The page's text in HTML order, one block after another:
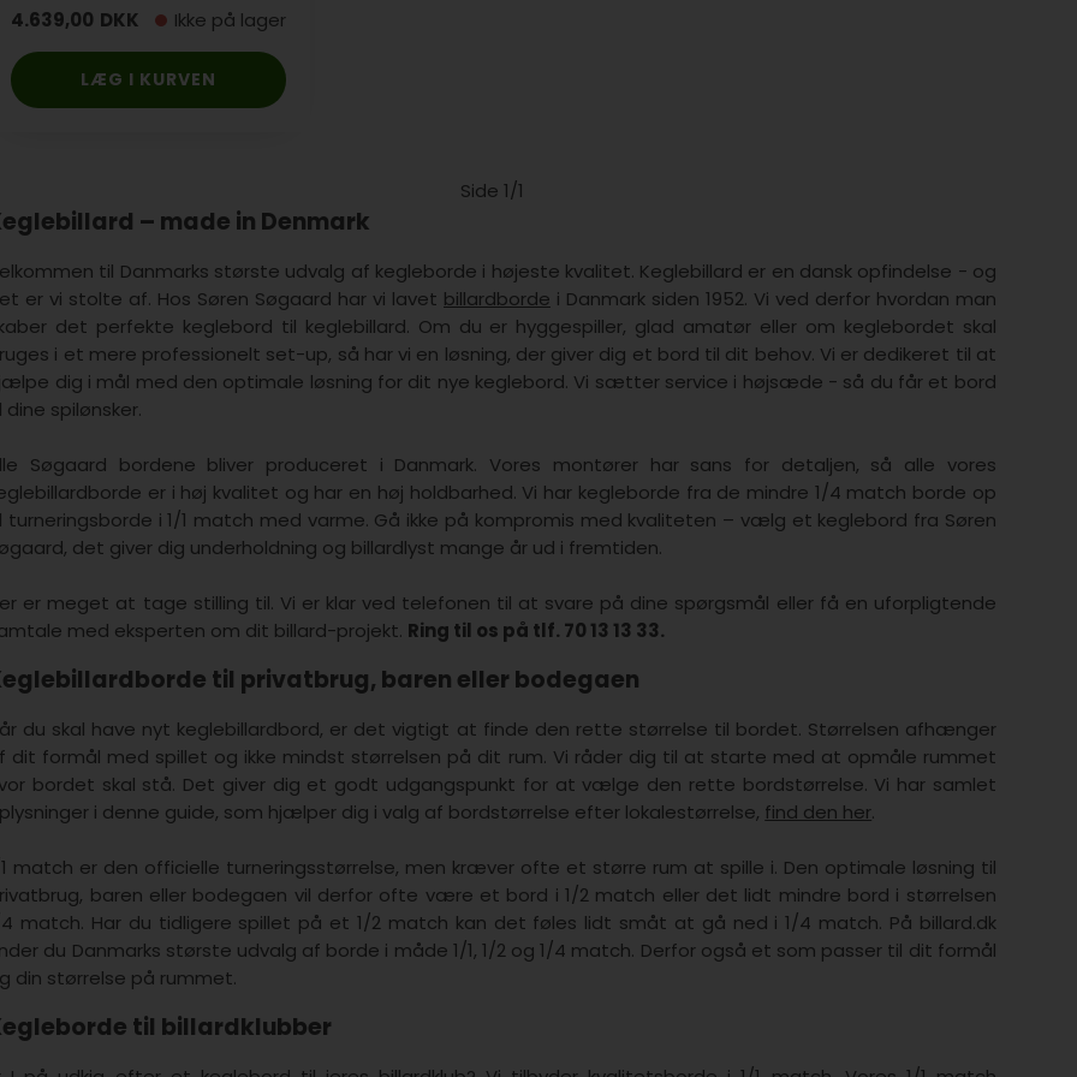
4.639,00 DKK Ikke på lager
Side 1/1
– made in Denmark
til Danmarks største udvalg af kegleborde i højeste kvalitet. Keglebillard er en dansk opfindelse - og
er vi stolte af. Hos Søren Søgaard har vi lavet billardborde i Danmark siden 1952. Vi ved derfor hvordan man
det perfekte keglebord til keglebillard. Om du er hyggespiller, glad amatør eller om keglebordet skal
i et mere professionelt set-up, så har vi en løsning, der giver dig et bord til dit behov. Vi er dedikeret til at
dig i mål med den optimale løsning for dit nye keglebord. Vi sætter service i højsæde - så du får et bord
dine spilønsker.
Søgaard bordene bliver produceret i Danmark. Vores montører har sans for detaljen, så alle vores
er i høj kvalitet og har en høj holdbarhed. Vi har kegleborde fra de mindre 1/4 match borde op
turneringsborde i 1/1 match med varme. Gå ikke på kompromis med kvaliteten – vælg et keglebord fra Søren
det giver dig underholdning og billardlyst mange år ud i fremtiden.
er meget at tage stilling til. Vi er klar ved telefonen til at svare på dine spørgsmål eller få en uforpligtende
med eksperten om dit billard-projekt. Ring til os på tlf. 70 13 13 33.
til privatbrug, baren eller bodegaen
du skal have nyt keglebillardbord, er det vigtigt at finde den rette størrelse til bordet. Størrelsen afhænger
dit formål med spillet og ikke mindst størrelsen på dit rum. Vi råder dig til at starte med at opmåle rummet
bordet skal stå. Det giver dig et godt udgangspunkt for at vælge den rette bordstørrelse. Vi har samlet
i denne guide, som hjælper dig i valg af bordstørrelse efter lokalestørrelse, find den her.
1 match er den officielle turneringsstørrelse, men kræver ofte et større rum at spille i. Den optimale løsning til
baren eller bodegaen vil derfor ofte være et bord i 1/2 match eller det lidt mindre bord i størrelsen
4 match. Har du tidligere spillet på et 1/2 match kan det føles lidt småt at gå ned i 1/4 match. På billard.dk
du Danmarks største udvalg af borde i måde 1/1, 1/2 og 1/4 match. Derfor også et som passer til dit formål
din størrelse på rummet.
til billardklubber